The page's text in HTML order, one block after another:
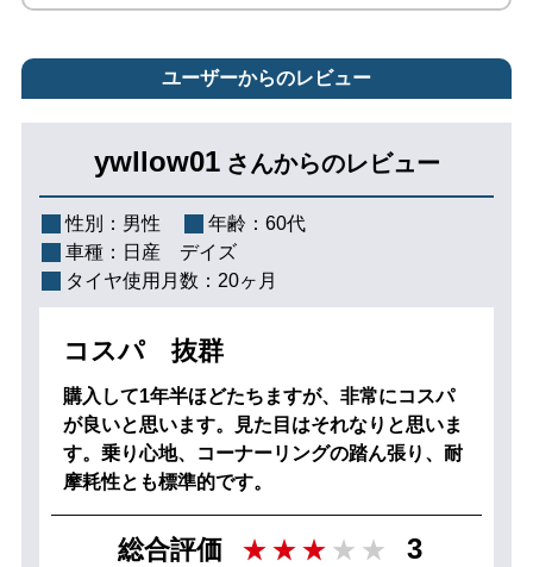
ユーザーからのレビュー
ywllow01 さんからのレビュー
性別： 男性 年齢： 60代
車種： 日産 デイズ
タイヤ使用月数： 20ヶ月
コスパ 抜群
購入して1年半ほどたちますが、非常にコスパ
が良いと思います。見た目はそれなりと思いま
す。乗り心地、コーナーリングの踏ん張り、耐
摩耗性とも標準的です。
総合評価 3